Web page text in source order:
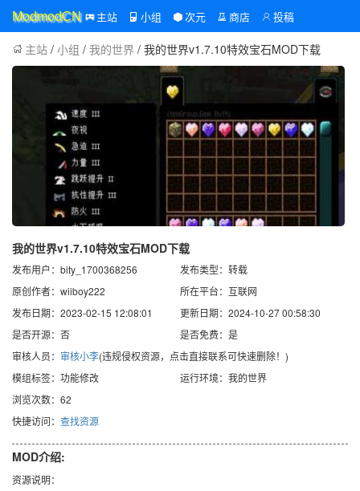
ModmodCN 主站 小组 次元 商店 投稿
主站 / 小组 / 我的世界 / 我的世界v1.7.10特效宝石MOD下载
我的世界v1.7.10特效宝石MOD下载
发布用户：bity_1700368256
发布类型：转载
原创作者：wiiboy222
所在平台：互联网
发布日期：2023-02-15 12:08:01
更新日期：2024-10-27 00:58:30
是否开源：否
是否免费：是
审核人员： 审核小李(违规侵权资源，点击直接联系可快速删除！)
模组标签：功能修改
运行环境：我的世界
浏览次数：62
快捷访问： 查找资源
MOD介绍:
资源说明：